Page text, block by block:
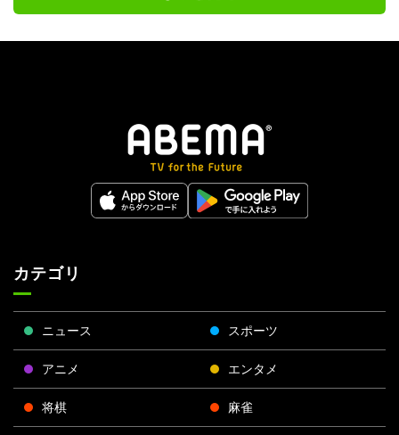
カテゴリ
ニュース スポーツ
アニメ エンタメ
将棋 麻雀